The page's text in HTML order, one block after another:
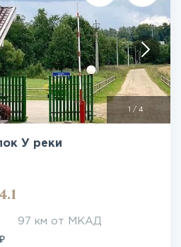
1 / 4
У реки
97 км от МКАД
₽